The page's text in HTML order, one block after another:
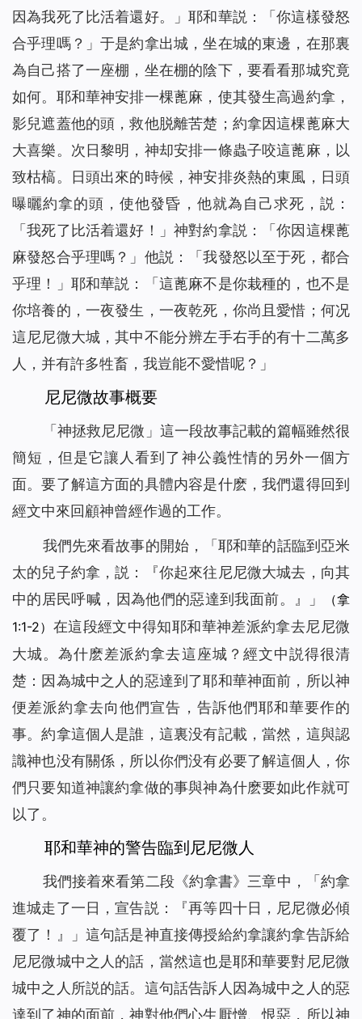
因為我死了比活着還好。」耶和華説：「你這樣發怒
合乎理嗎？」于是約拿出城，坐在城的東邊，在那裏
為自己搭了一座棚，坐在棚的陰下，要看看那城究竟
如何。耶和華神安排一棵蓖麻，使其發生高過約拿，
影兒遮蓋他的頭，救他脱離苦楚；約拿因這棵蓖麻大
大喜樂。次日黎明，神却安排一條蟲子咬這蓖麻，以
致枯槁。日頭出來的時候，神安排炎熱的東風，日頭
曝曬約拿的頭，使他發昏，他就為自己求死，説：
「我死了比活着還好！」神對約拿説：「你因這棵蓖
麻發怒合乎理嗎？」他説：「我發怒以至于死，都合
乎理！」耶和華説：「這蓖麻不是你栽種的，也不是
你培養的，一夜發生，一夜乾死，你尚且愛惜；何况
這尼尼微大城，其中不能分辨左手右手的有十二萬多
人，并有許多牲畜，我豈能不愛惜呢？」
尼尼微故事概要
「神拯救尼尼微」這一段故事記載的篇幅雖然很
簡短，但是它讓人看到了神公義性情的另外一個方
面。要了解這方面的具體内容是什麽，我們還得回到
經文中來回顧神曾經作過的工作。
我們先來看故事的開始，「耶和華的話臨到亞米
太的兒子約拿，説：『你起來往尼尼微大城去，向其
中的居民呼喊，因為他們的惡達到我面前。』」
（拿
1:1-2） 在這段經文中得知耶和華神差派約拿去尼尼微
大城。為什麽差派約拿去這座城？經文中説得很清
楚：因為城中之人的惡達到了耶和華神面前，所以神
便差派約拿去向他們宣告，告訴他們耶和華要作的
事。約拿這個人是誰，這裏没有記載，當然，這與認
識神也没有關係，所以你們没有必要了解這個人，你
們只要知道神讓約拿做的事與神為什麽要如此作就可
以了。
耶和華神的警告臨到尼尼微人
我們接着來看第二段《約拿書》三章中，「約拿
進城走了一日，宣告説：『再等四十日，尼尼微必傾
覆了！』」這句話是神直接傳授給約拿讓約拿告訴給
尼尼微城中之人的話，當然這也是耶和華要對尼尼微
城中之人所説的話。這句話告訴人因為城中之人的惡
達到了神的面前，神對他們心生厭憎、恨惡，所以神